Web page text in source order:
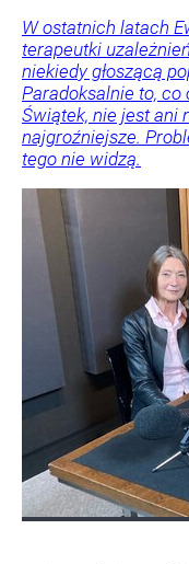
W ostatnich latach
terapeutki
niekiedy głoszącą
Paradoksalnie to, co
Świątek, nie jest ani
najgroźniejsze.
tego nie widzą.